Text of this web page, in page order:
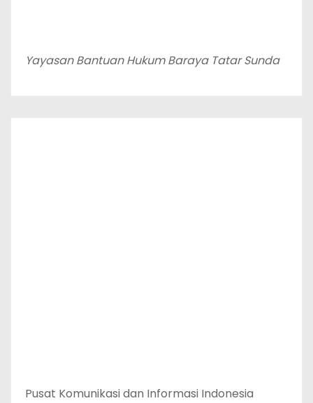
Yayasan Bantuan Hukum Baraya Tatar Sunda
Pusat Komunikasi dan Informasi Indonesia